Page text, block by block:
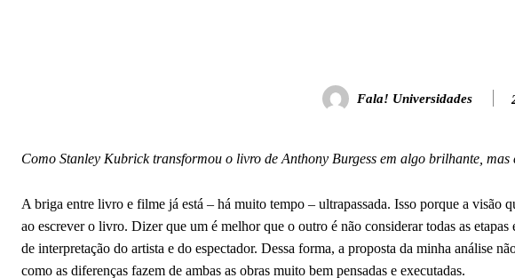
Fala! Universidades
Como Stanley Kubrick transformou o livro de Anthony Burgess em algo brilhante, mas
A briga entre livro e filme já está – há muito tempo – ultrapassada. Isso porque a visão
ao escrever o livro. Dizer que um é melhor que o outro é não considerar todas as
de interpretação do artista e do espectador. Dessa forma, a proposta da minha análise
como as diferenças fazem de ambas as obras muito bem pensadas e executadas.